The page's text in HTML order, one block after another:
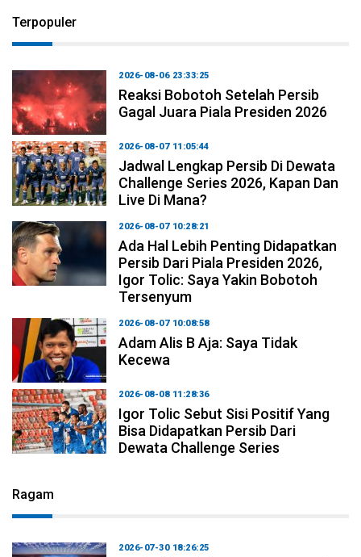
Terpopuler
2026-08-06 23:33:25
Reaksi Bobotoh Setelah Persib
Gagal Juara Piala Presiden 2026
2026-08-07 11:05:44
Jadwal Lengkap Persib Di Dewata
Challenge Series 2026, Kapan Dan
Live Di Mana?
2026-08-07 10:28:21
Ada Hal Lebih Penting Didapatkan
Persib Dari Piala Presiden 2026,
Igor Tolic: Saya Yakin Bobotoh
Tersenyum
2026-08-07 10:08:58
Adam Alis B Aja: Saya Tidak
Kecewa
2026-08-08 11:28:36
Igor Tolic Sebut Sisi Positif Yang
Bisa Didapatkan Persib Dari
Dewata Challenge Series
Ragam
2026-07-30 18:26:25